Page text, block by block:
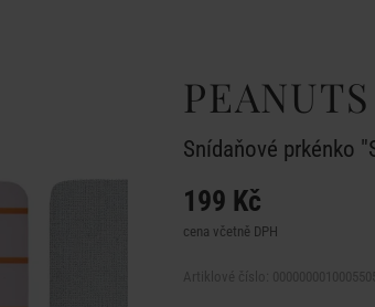
PEANUTS
Snídaňové prkénko
199 Kč
cena včetně DPH